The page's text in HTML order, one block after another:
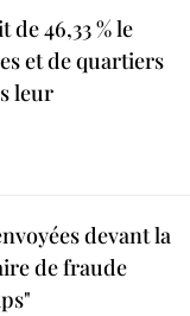
46,33 % le
et de quartiers
leur
devant la
de fraude